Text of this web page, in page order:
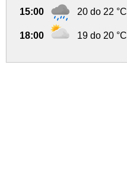
15:00 20 do 22 °C
18:00 19 do 20 °C